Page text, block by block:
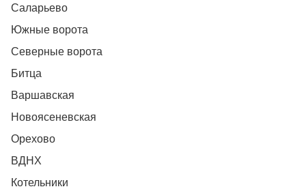
Саларьево
Южные ворота
Северные ворота
Битца
Варшавская
Новоясеневская
Орехово
ВДНХ
Котельники